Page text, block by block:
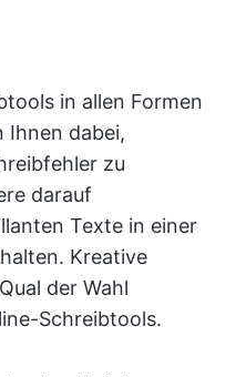
in allen Formen
Ihnen dabei,
zu
darauf
Texte in einer
Kreative
der Wahl
Schreibtools.